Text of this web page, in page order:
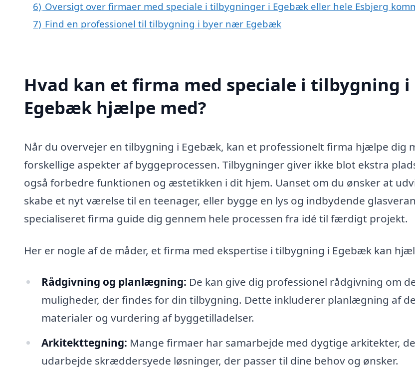
6) Oversigt over firmaer med speciale i tilbygninger i Egebæk eller hele Esbjerg
7) Find en professionel til tilbygning i byer nær Egebæk
Hvad kan et firma med speciale i tilbygning i
Egebæk hjælpe med?
Når du overvejer en tilbygning i Egebæk, kan et professionelt firma hjælpe dig
forskellige aspekter af byggeprocessen. Tilbygninger giver ikke blot ekstra
også forbedre funktionen og æstetikken i dit hjem. Uanset om du ønsker at
skabe et nyt værelse til en teenager, eller bygge en lys og indbydende
specialiseret firma guide dig gennem hele processen fra idé til færdigt projekt.
Her er nogle af de måder, et firma med ekspertise i tilbygning i Egebæk kan
Rådgivning og planlægning: De kan give dig professionel rådgivning om
muligheder, der findes for din tilbygning. Dette inkluderer planlægning af
materialer og vurdering af byggetilladelser.
Arkitekttegning: Mange firmaer har samarbejde med dygtige arkitekter,
udarbejde skræddersyede løsninger, der passer til dine behov og ønsker.